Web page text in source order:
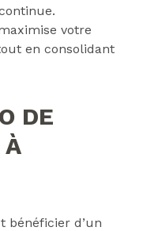
votre
en consolidant
DE
À
bénéficier d’un